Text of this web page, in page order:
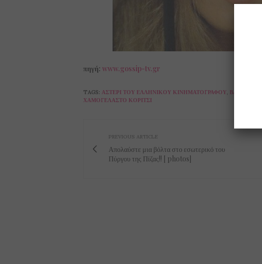
πηγή: www.gossip-tv.gr
TAGS: ΑΣΤΈΡΙ ΤΟΥ ΕΛΛΗΝΙΚΟΎ ΚΙΝΗΜΑΤΟΓΡΆΦΟΥ, ΒΑΘΙΆ
ΧΑΜΟΓΕΛΑΣΤΌ ΚΟΡΊΤΣΙ
PREVIOUS ARTICLE
Απολαύστε μια βόλτα στο εσωτερικό του
Πύργου της Πίζας!! [ photos]